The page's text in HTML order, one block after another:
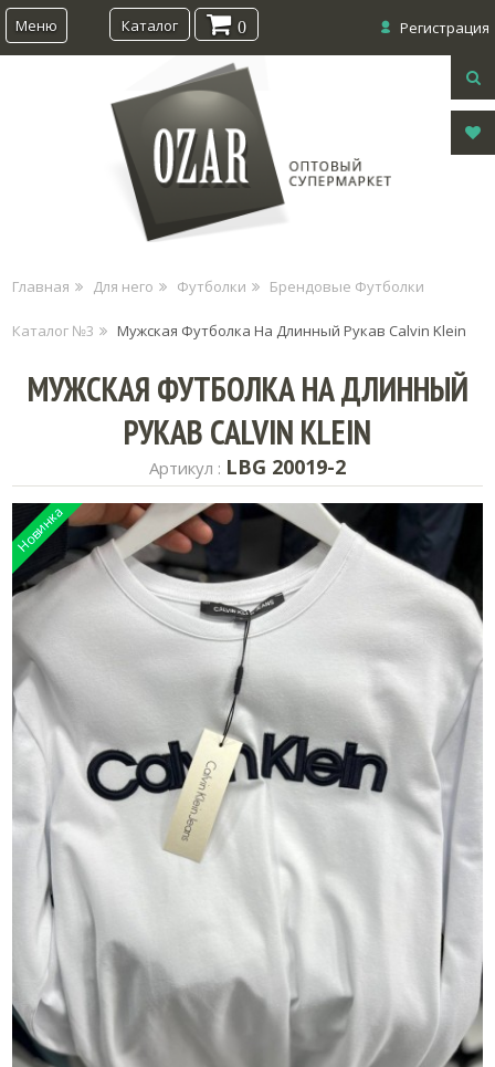
Меню Регистрация
Каталог 0
Главная Для него Футболки Брендовые Футболки
Каталог №3 Мужская Футболка На Длинный Рукав Calvin Klein
МУЖСКАЯ ФУТБОЛКА НА ДЛИННЫЙ
РУКАВ CALVIN KLEIN
Артикул : LBG 20019-2